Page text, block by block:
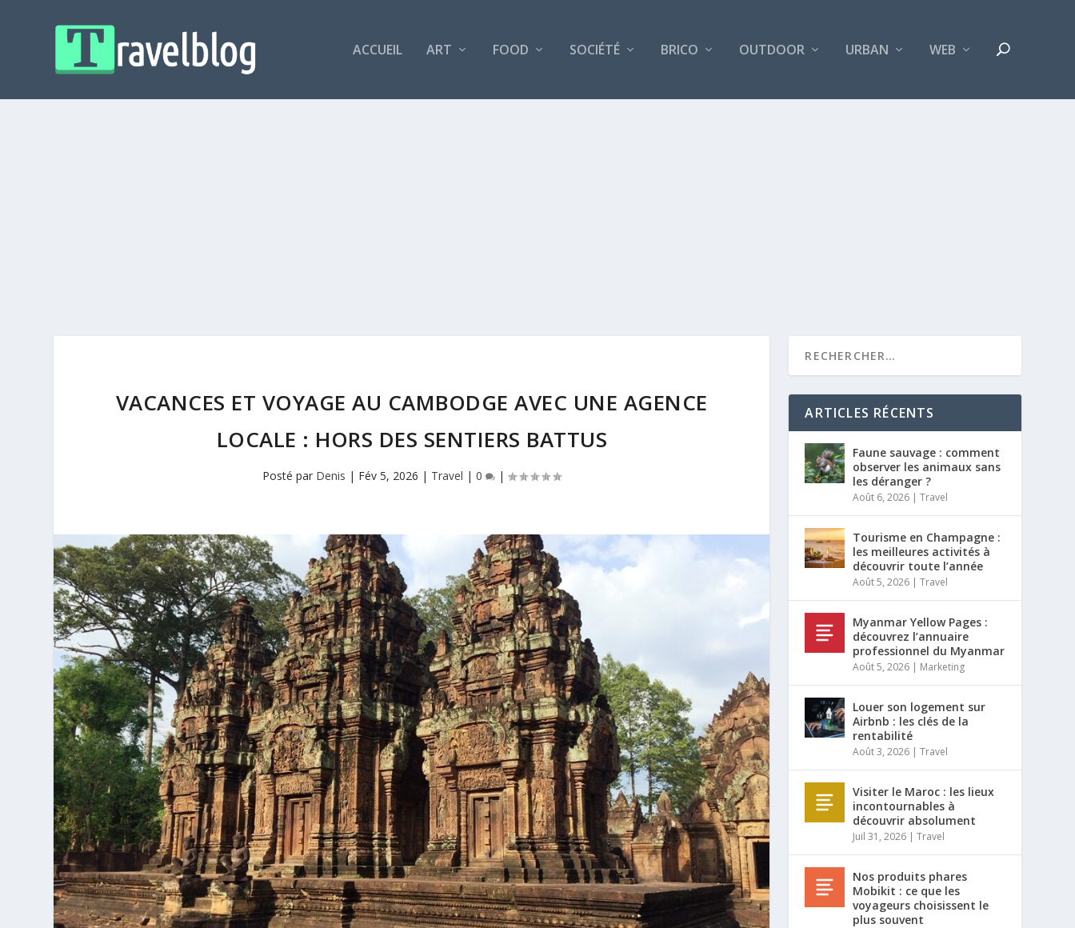
ACCUEIL ART FOOD SOCIÉTÉ BRICO OUTDOOR URBAN WEB
VACANCES ET VOYAGE AU CAMBODGE AVEC UNE AGENCE
LOCALE : HORS DES SENTIERS BATTUS
Posté par Denis | Fév 5, 2026 | Travel |0 |
ARTICLES RÉCENTS
Faune sauvage : comment
observer les animaux sans
les déranger ?
Août 6, 2026 |Travel
Tourisme en Champagne :
les meilleures activités à
découvrir toute l’année
Août 5, 2026 |Travel
Myanmar Yellow Pages :
découvrez l’annuaire
professionnel du Myanmar
Août 5, 2026 | Marketing
Louer son logement sur
Airbnb : les clés de la
rentabilité
Août 3, 2026 |Travel
Visiter le Maroc : les lieux
incontournables à
découvrir absolument
Juil 31, 2026 |Travel
Nos produits phares
Mobikit : ce que les
voyageurs choisissent le
plus souvent